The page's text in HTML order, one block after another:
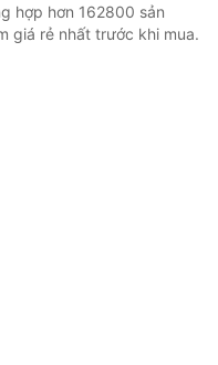
hợp hơn 162800 sản
giá rẻ nhất trước khi mua.